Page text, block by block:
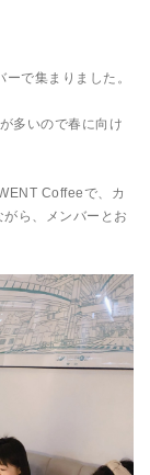
で集まりました。
多いので春に向け
Coffeeで、カ
ら、メンバーとお